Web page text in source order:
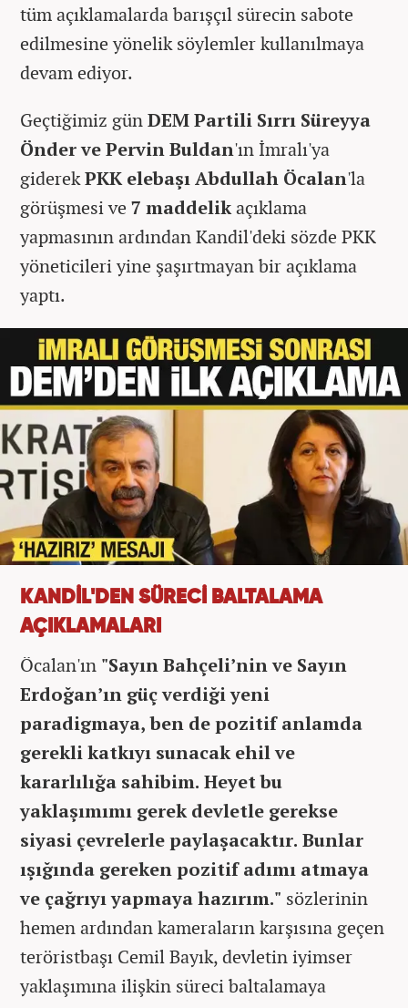
tüm açıklamalarda barışçıl sürecin sabote
edilmesine yönelik söylemler kullanılmaya
devam ediyor.
Geçtiğimiz günDEM Partili Sırrı Süreyya
Önder ve Pervin Buldan'ın İmralı'ya
giderekPKK elebaşı Abdullah Öcalan'la
görüşmesi ve 7 maddelikaçıklama
yapmasının ardından Kandil'deki sözde PKK
yöneticileri yine şaşırtmayan bir açıklama
yaptı.
KANDİL'DEN SÜRECİ BALTALAMA
AÇIKLAMALARI
Öcalan'ın "Sayın Bahçeli’nin ve Sayın
Erdoğan’ın güç verdiği yeni
paradigmaya, ben de pozitif anlamda
gerekli katkıyı sunacak ehil ve
kararlılığa sahibim. Heyet bu
yaklaşımımı gerek devletle gerekse
siyasi çevrelerle paylaşacaktır. Bunlar
ışığında gereken pozitif adımı atmaya
ve çağrıyı yapmaya hazırım." sözlerinin
hemen ardından kameraların karşısına geçen
teröristbaşı Cemil Bayık, devletin iyimser
yaklaşımına ilişkin süreci baltalamaya